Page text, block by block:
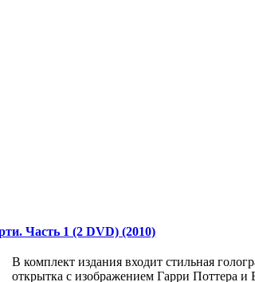
Часть 1 (2 DVD) (2010)
В комплект издания входит стильная
открытка с изображением Гарри Поттера и